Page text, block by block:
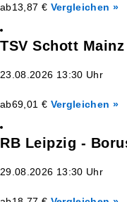
ab13,87 € Vergleichen »
TSV Schott
23.08.2026 13:30 Uhr
ab69,01 € Vergleichen »
RB Leipzig -
29.08.2026 13:30 Uhr